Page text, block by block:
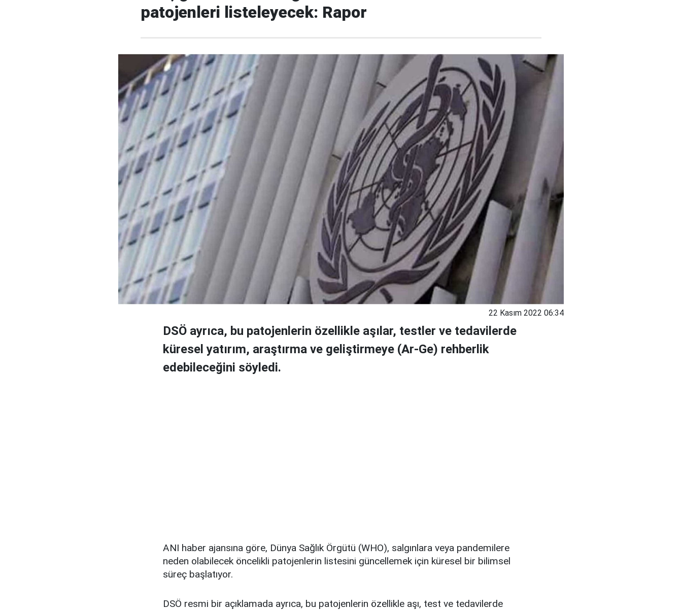
patojenleri listeleyecek: Rapor
22 Kasım 2022 06:34
DSÖ ayrıca, bu patojenlerin özellikle aşılar, testler ve tedavilerde
küresel yatırım, araştırma ve geliştirmeye (Ar-Ge) rehberlik
edebileceğini söyledi.
ANI haber ajansına göre, Dünya Sağlık Örgütü (WHO), salgınlara veya pandemilere
neden olabilecek öncelikli patojenlerin listesini güncellemek için küresel bir bilimsel
süreç başlatıyor.
DSÖ resmi bir açıklamada ayrıca, bu patojenlerin özellikle aşı, test ve tedavilerde